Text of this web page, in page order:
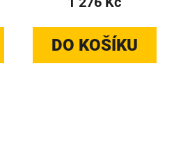
DO KOŠÍKU